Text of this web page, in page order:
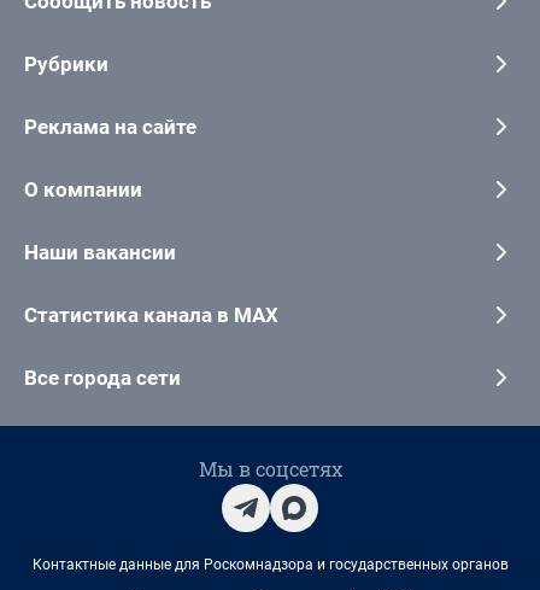
Рубрики
Реклама на сайте
О компании
Наши вакансии
Статистика канала в MAX
Все города сети
Мы в соцсетях
Контактные данные для Роскомнадзора и государственных органов